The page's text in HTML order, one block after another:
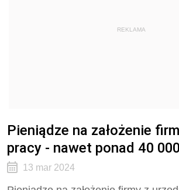
REKLAMA
Pieniądze na założenie
pracy - nawet ponad 40
13 mar 2024